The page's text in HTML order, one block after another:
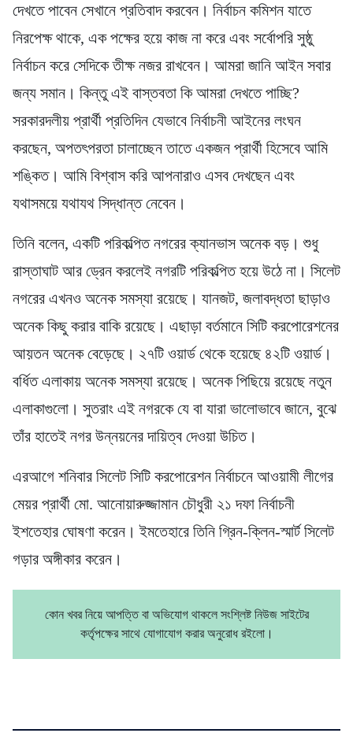
দেখতে পাবেন সেখানে প্রতিবাদ করবেন। নির্বাচন কমিশন যাতে
নিরপেক্ষ থাকে, এক পক্ষের হয়ে কাজ না করে এবং সর্বোপরি সুষ্ঠু
নির্বাচন করে সেদিকে তীক্ষ নজর রাখবেন। আমরা জানি আইন সবার
জন্য সমান। কিন্তু এই বাস্তবতা কি আমরা দেখতে পাচ্ছি?
সরকারদলীয় প্রার্থী প্রতিদিন যেভাবে নির্বাচনী আইনের লংঘন
করছেন, অপতৎপরতা চালাচ্ছেন তাতে একজন প্রার্থী হিসেবে আমি
শঙ্কিত। আমি বিশ্বাস করি আপনারাও এসব দেখছেন এবং
যথাসময়ে যথাযথ সিদ্ধান্ত নেবেন।
তিনি বলেন, একটি পরিকল্পিত নগরের ক্যানভাস অনেক বড়। শুধু
রাস্তাঘাট আর ড্রেন করলেই নগরটি পরিকল্পিত হয়ে উঠে না। সিলেট
নগরের এখনও অনেক সমস্যা রয়েছে। যানজট, জলাবদ্ধতা ছাড়াও
অনেক কিছু করার বাকি রয়েছে। এছাড়া বর্তমানে সিটি করপোরেশনের
আয়তন অনেক বেড়েছে। ২৭টি ওয়ার্ড থেকে হয়েছে ৪২টি ওয়ার্ড।
বর্ধিত এলাকায় অনেক সমস্যা রয়েছে। অনেক পিছিয়ে রয়েছে নতুন
এলাকাগুলো। সুতরাং এই নগরকে যে বা যারা ভালোভাবে জানে, বুঝে
তাঁর হাতেই নগর উন্নয়নের দায়িত্ব দেওয়া উচিত।
এরআগে শনিবার সিলেট সিটি করপোরেশন নির্বাচনে আওয়ামী লীগের
মেয়র প্রার্থী মো. আনোয়ারুজ্জামান চৌধুরী ২১ দফা নির্বাচনী
ইশতেহার ঘোষণা করেন। ইমতেহারে তিনি গ্রিন-ক্লিন-স্মার্ট সিলেট
গড়ার অঙ্গীকার করেন।
কোন খবর নিয়ে আপত্তি বা অভিযোগ থাকলে সংশ্লিষ্ট নিউজ সাইটের
কর্তৃপক্ষের সাথে যোগাযোগ করার অনুরোধ রইলো।